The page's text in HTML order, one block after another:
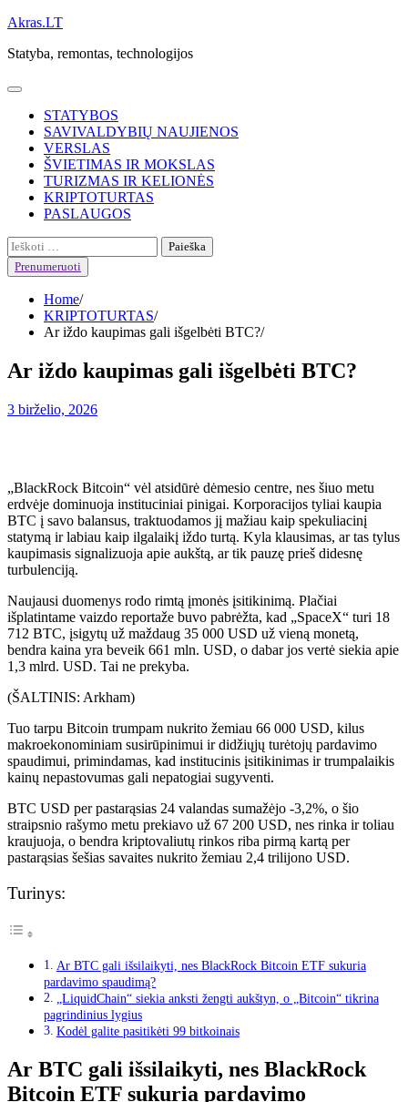
Skip
content
Akras.LT
Statyba, remontas, technologijos
STATYBOS
SAVIVALDYBIŲ NAUJIENOS
VERSLAS
ŠVIETIMAS IR MOKSLAS
TURIZMAS IR KELIONĖS
KRIPTOTURTAS
PASLAUGOS
Ieškoti:
Prenumeruoti
Home
KRIPTOTURTAS
Ar iždo kaupimas gali išgelbėti BTC?
Ar iždo kaupimas gali išgelbėti BTC?
3 birželio, 2026
„BlackRock Bitcoin“ vėl atsidūrė dėmesio centre, nes šiuo metu
erdvėje dominuoja instituciniai pinigai. Korporacijos tyliai kaupia
BTC į savo balansus, traktuodamos jį mažiau kaip spekuliacinį
statymą ir labiau kaip ilgalaikį iždo turtą. Kyla klausimas, ar tas tylus
kaupimasis signalizuoja apie aukštą, ar tik pauzę prieš didesnę
turbulenciją.
Naujausi duomenys rodo rimtą įmonės įsitikinimą. Plačiai
išplatintame vaizdo reportaže buvo pabrėžta, kad „SpaceX“ turi 18
712 BTC, įsigytų už maždaug 35 000 USD už vieną monetą,
bendra kaina yra beveik 661 mln. USD, o dabar jos vertė siekia apie
1,3 mlrd. USD. Tai ne prekyba.
(ŠALTINIS: Arkham)
Tuo tarpu Bitcoin trumpam nukrito žemiau 66 000 USD, kilus
makroekonominiam susirūpinimui ir didžiųjų turėtojų pardavimo
spaudimui, primindamas, kad institucinis įsitikinimas ir trumpalaikis
kainų nepastovumas gali nepatogiai sugyventi.
BTC USD per pastarąsias 24 valandas sumažėjo -3,2%, o šio
straipsnio rašymo metu prekiavo už 67 200 USD, nes rinka ir toliau
kraujuoja, o bendra kriptovaliutų rinkos riba pirmą kartą per
pastarąsias šešias savaites nukrito žemiau 2,4 trilijono USD.
Turinys:
Ar BTC gali išsilaikyti, nes BlackRock Bitcoin ETF sukuria
pardavimo spaudimą?
„LiquidChain“ siekia anksti žengti aukštyn, o „Bitcoin“ tikrina
pagrindinius lygius
Kodėl galite pasitikėti 99 bitkoinais
Ar BTC gali išsilaikyti, nes BlackRock
Bitcoin ETF sukuria pardavimo